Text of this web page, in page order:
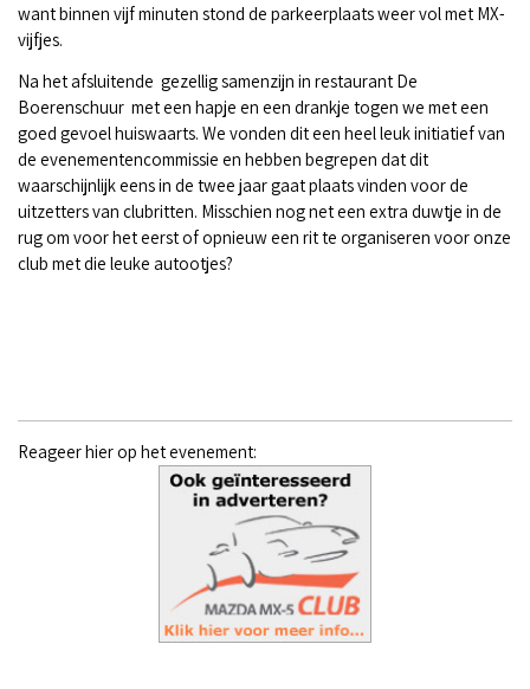
want binnen vijf minuten stond de parkeerplaats weer vol met MX-
vijfjes.
Na het afsluitende gezellig samenzijn in restaurant De
Boerenschuur met een hapje en een drankje togen we met een
goed gevoel huiswaarts. We vonden dit een heel leuk initiatief van
de evenementencommissie en hebben begrepen dat dit
waarschijnlijk eens in de twee jaar gaat plaats vinden voor de
uitzetters van clubritten. Misschien nog net een extra duwtje in de
rug om voor het eerst of opnieuw een rit te organiseren voor onze
club met die leuke autootjes?
Reageer hier op het evenement: